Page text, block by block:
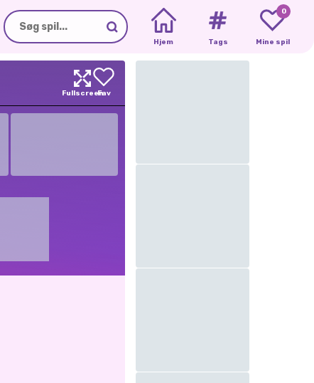
Hjem Tags
0
Mine spil